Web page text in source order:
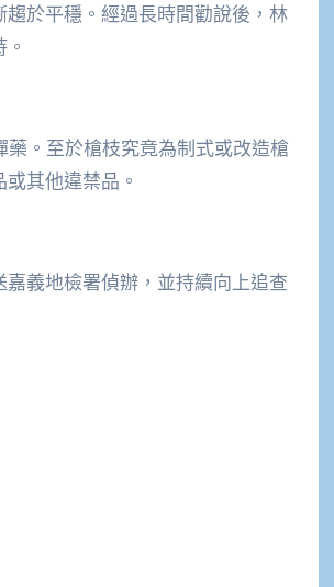
於平穩。經過長時間勸說後，林
。至於槍枝究竟為制式或改造槍
其他違禁品。
義地檢署偵辦，並持續向上追查